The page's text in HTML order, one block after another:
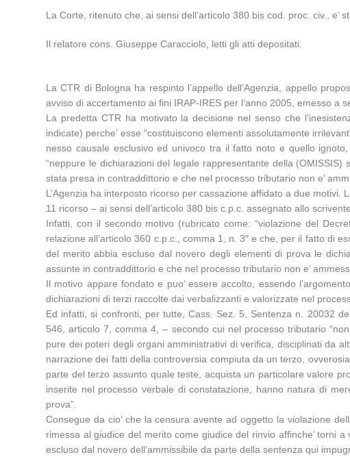
La Corte, ritenuto che, ai sensi dell’articolo 380 bis cod. proc. civ., e’
Il relatore cons. Giuseppe Caracciolo, letti gli atti depositati.
La CTR di Bologna ha respinto l’appello dell’Agenzia, appello
avviso di accertamento ai fini IRAP-IRES per l’anno 2005, emesso
La predetta CTR ha motivato la decisione nel senso che
indicate) perche’ esse “costituiscono elementi assolutamente
nesso causale esclusivo ed univoco tra il fatto noto e quello
“neppure le dichiarazioni del legale rappresentante della (OMISSIS)
stata presa in contraddittorio e che nel processo tributario non e’
L’Agenzia ha interposto ricorso per cassazione affidato a due motivi.
11 ricorso – ai sensi dell’articolo 380 bis c.p.c. assegnato allo
Infatti, con il secondo motivo (rubricato come: “violazione del
relazione all’articolo 360 c.p.c., comma 1, n. 3″ e che, per il fatto di
del merito abbia escluso dal novero degli elementi di prova le
assunte in contraddittorio e che nel processo tributario non e’
Il motivo appare fondato e puo’ essere accolto, essendo
dichiarazioni di terzi raccolte dai verbalizzanti e valorizzate nel
Ed infatti, si confronti, per tutte, Cass. Sez. 5, Sentenza n. 20032
546, articolo 7, comma 4, – secondo cui nel processo tributario
pure dei poteri degli organi amministrativi di verifica, disciplinati da
narrazione dei fatti della controversia compiuta da un terzo,
parte del terzo assunto quale teste, acquista un particolare valore
inserite nel processo verbale di constatazione, hanno natura di
prova”.
Consegue da cio’ che la censura avente ad oggetto la violazione
rimessa al giudice del merito come giudice del rinvio affinche’ torni
escluso dal novero dell’ammissibile da parte della sentenza qui